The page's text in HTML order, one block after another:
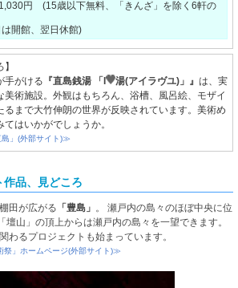
円 (15歳以下無料、「きんざ」を除く6軒の
開館、翌日休館)
手がける 『直島銭湯 「I 湯(アイラヴユ)」』 は、実
術施設。外観はもちろん、浴槽、風呂絵、モザイ
るまで大竹伸朗の世界が反映されています。美術め
はいかがでしょうか。
島」(外部サイト)≫
品、見どころ
田が広がる 「豊島」 。 瀬戸内の島々のほぼ中央に位
山」の頂上からは瀬戸内の島々を一望できます。
わるプロジェクトも始まっています。
祭」ホームページ(外部サイト)≫